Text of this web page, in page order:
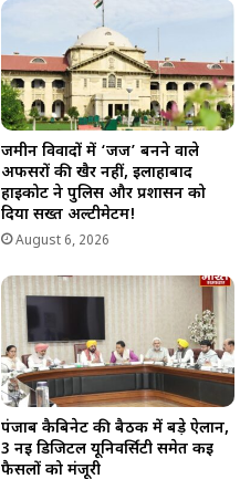
जमीन विवादों में ‘जज’ बनने वाले
अफसरों की खैर नहीं, इलाहाबाद
हाईकोर्ट ने पुलिस और प्रशासन को
दिया सख्त अल्टीमेटम!
August 6, 2026
पंजाब कैबिनेट की बैठक में बड़े ऐलान,
3 नई डिजिटल यूनिवर्सिटी समेत कई
फैसलों को मंजूरी